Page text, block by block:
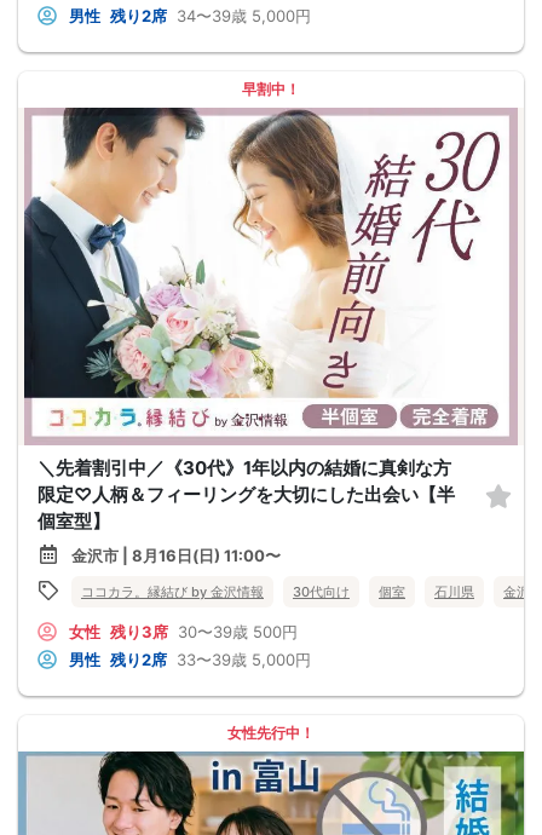
男性 残り2席 34〜39歳 5,000円
早割中！
＼先着割引中／《30代》1年以内の結婚に真剣な方
限定♡人柄＆フィーリングを大切にした出会い【半
個室型】
金沢市 | 8月16日(日) 11:00〜
ココカラ。縁結び by 金沢情報 30代向け 個室 石川県 金沢市
女性 残り3席 30〜39歳 500円
男性 残り2席 33〜39歳 5,000円
女性先行中！